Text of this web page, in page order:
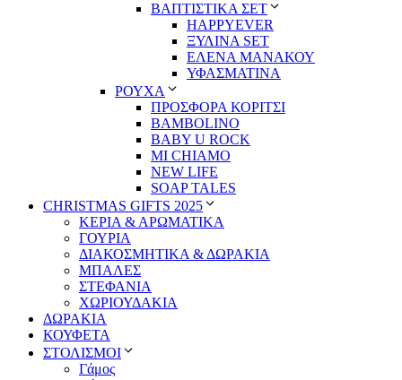
ΒΑΠΤΙΣΤΙΚΑ ΣΕΤ
HAPPYEVER
ΞΥΛΙΝΑ SET
ΕΛΕΝΑ ΜΑΝΑΚΟΥ
ΥΦΑΣΜΑΤΙΝΑ
ΡΟΥΧΑ
ΠΡΟΣΦΟΡΑ ΚΟΡΙΤΣΙ
BAMBOLINO
BABY U ROCK
MI CHIAMO
NEW LIFE
SOAP TALES
CHRISTMAS GIFTS 2025
ΚΕΡΙΑ & ΑΡΩΜΑΤΙΚΑ
ΓΟΥΡΙΑ
ΔΙΑΚΟΣΜΗΤΙΚΑ & ΔΩΡΑΚΙΑ
ΜΠΑΛΕΣ
ΣΤΕΦΑΝΙΑ
ΧΩΡΙΟΥΔΑΚΙΑ
ΔΩΡΑΚΙΑ
ΚΟΥΦΕΤΑ
ΣΤΟΛΙΣΜΟΙ
Γάμος